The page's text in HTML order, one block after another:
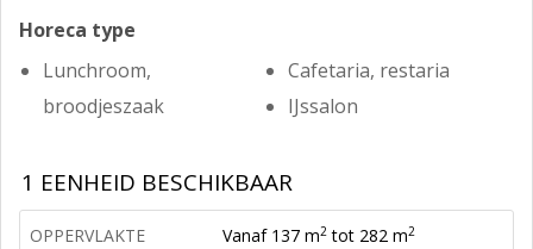
Horeca type
Lunchroom,
broodjeszaak
Cafetaria, restaria
IJssalon
1 EENHEID BESCHIKBAAR
OPPERVLAKTE Vanaf 137 m2 tot 282 m2